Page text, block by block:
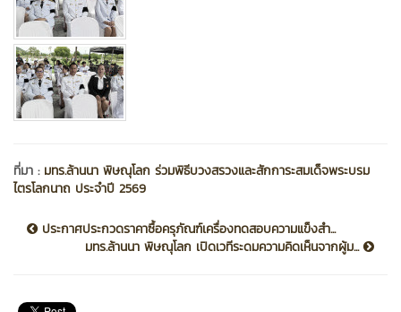
ที่มา : มทร.ล้านนา พิษณุโลก ร่วมพิธีบวงสรวงและสักการะสมเด็จพระบรม
ไตรโลกนาถ ประจำปี 2569
ประกาศประกวดราคาซื้อครุภัณฑ์เครื่องทดสอบความแข็งสำ...
มทร.ล้านนา พิษณุโลก เปิดเวทีระดมความคิดเห็นจากผู้ม...